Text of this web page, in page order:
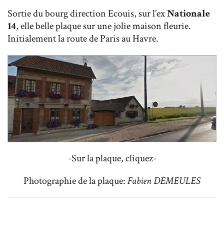
Sortie du bourg direction Ecouis, sur l’exNationale
14, elle belle plaque sur une jolie maison fleurie.
Initialement la route de Paris au Havre.
-Sur la plaque, cliquez-
Photographie de la plaque:Fabien DEMEULES